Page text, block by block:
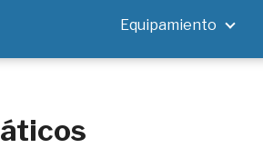
Equipamiento